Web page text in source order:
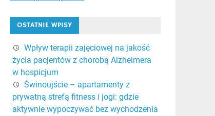
OSTATNIE WPISY
Wpływ terapii zajęciowej na jakość
życia pacjentów z chorobą Alzheimera
w hospicjum
Świnoujście – apartamenty z
prywatną strefą fitness i jogi: gdzie
aktywnie wypoczywać bez wychodzenia